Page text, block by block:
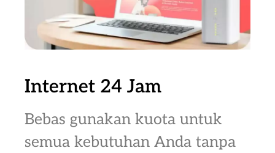
Internet 24 Jam
Bebas gunakan kuota untuk
semua kebutuhan Anda tanpa